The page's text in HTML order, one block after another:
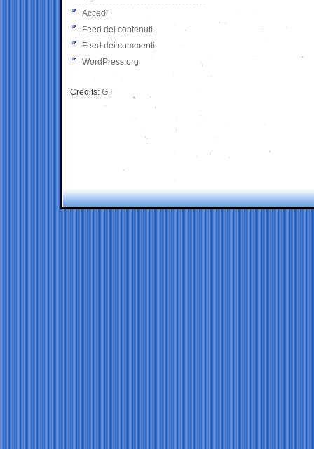
Accedi
Feed dei contenuti
Feed dei commenti
WordPress.org
Credits: G.I